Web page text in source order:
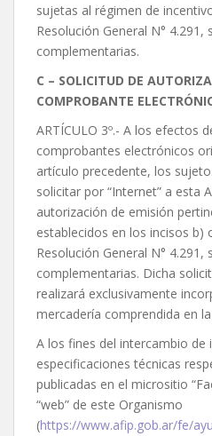
sujetas al régimen de
Resolución General N°
complementarias.
C – SOLICITUD DE
COMPROBANTE
ARTÍCULO 3º.- A los efectos
comprobantes electrónicos
artículo precedente, los
solicitar por “Internet” a esta
autorización de emisión
establecidos en los incisos b)
Resolución General N°
complementarias. Dicha
realizará exclusivamente
mercadería comprendida en
A los fines del intercambio de
especificaciones técnicas
publicadas en el micrositio
“web” de este Organismo
(https://www.afip.gob.ar/fe/